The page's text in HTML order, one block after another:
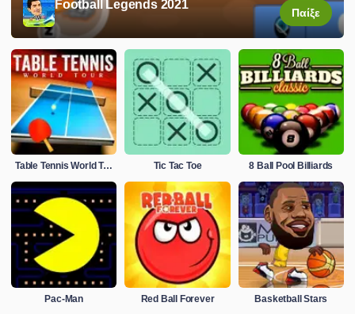
Football Legends 2021
Παίξε
Table Tennis World Tour Tic Tac Toe 8 Ball Pool Billiards
Pac-Man Red Ball Forever Basketball Stars